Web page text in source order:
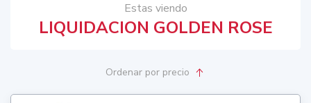
Estas viendo
LIQUIDACION GOLDEN ROSE
Ordenarpor precio